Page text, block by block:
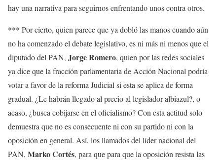
hay una narrativa para seguirnos enfrentando unos contra otros.
*** Por cierto, quien parece que ya dobló las manos cuando aún
no ha comenzado el debate legislativo, es ni más ni menos que el
diputado del PAN, Jorge Romero, quien por las redes sociales
ya dice que la fracción parlamentaria de Acción Nacional podría
votar a favor de la reforma Judicial si esta se aplica de forma
gradual. ¿Le habrán llegado al precio al legislador albiazul?, o
acaso, ¿busca cobijarse en el oficialismo? Con esta actitud solo
demuestra que no es consecuente ni con su partido ni con la
oposición en general. Así, los llamados del líder nacional del
PAN, Marko Cortés, para que para que la oposición resista las